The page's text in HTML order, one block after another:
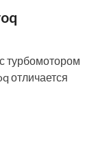
турбомотором
отличается